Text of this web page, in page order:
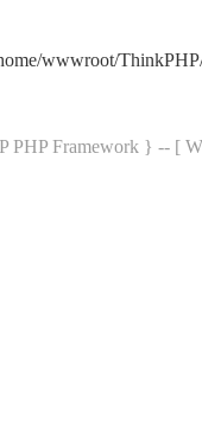
wwwroot/
PHP Framework } -- [